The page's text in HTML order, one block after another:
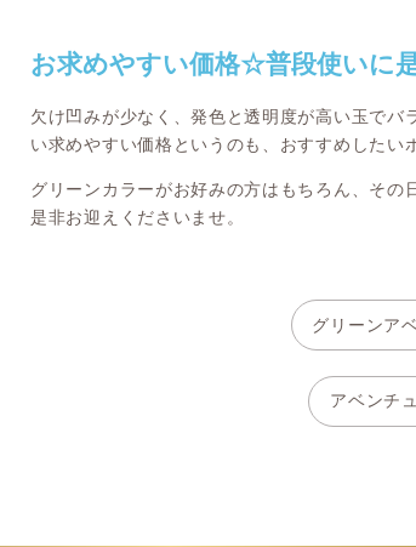
お求めやすい価格☆普段使いに是
欠け凹みが少なく、発色と透明度が高い玉で
い求めやすい価格というのも、おすすめしたい
グリーンカラーがお好みの方はもちろん、その
是非お迎えくださいませ。
グリーンア
アベンチ